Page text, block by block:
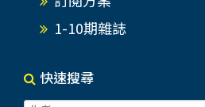
1-10期雜誌
快速搜尋